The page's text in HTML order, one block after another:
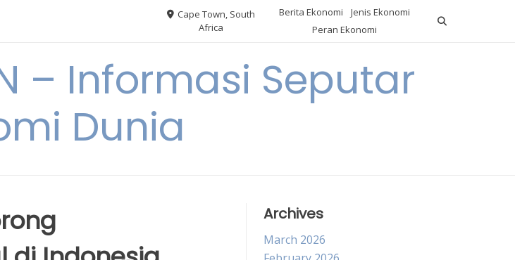
Cape Town, South
Africa
Berita Ekonomi
Jenis Ekonomi
Peran Ekonomi
– Informasi Seputar
Dunia
Archives
March 2026